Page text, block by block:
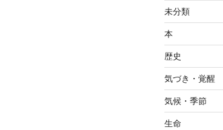
未分類
本
歴史
気づき・覚醒
気候・季節
生命